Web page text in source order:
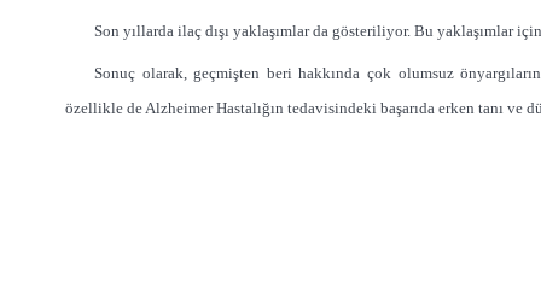
Son yıllarda ilaç dışı yaklaşımlar da gösteriliyor. Bu yaklaşımlar
Sonuç olarak, geçmişten beri hakkında çok olumsuz
özellikle de Alzheimer Hastalığın tedavisindeki başarıda erken tanı ve